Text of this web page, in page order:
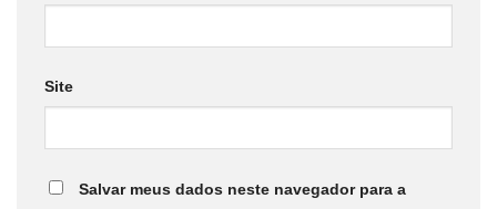
Site
Salvar meus dados neste navegador para a